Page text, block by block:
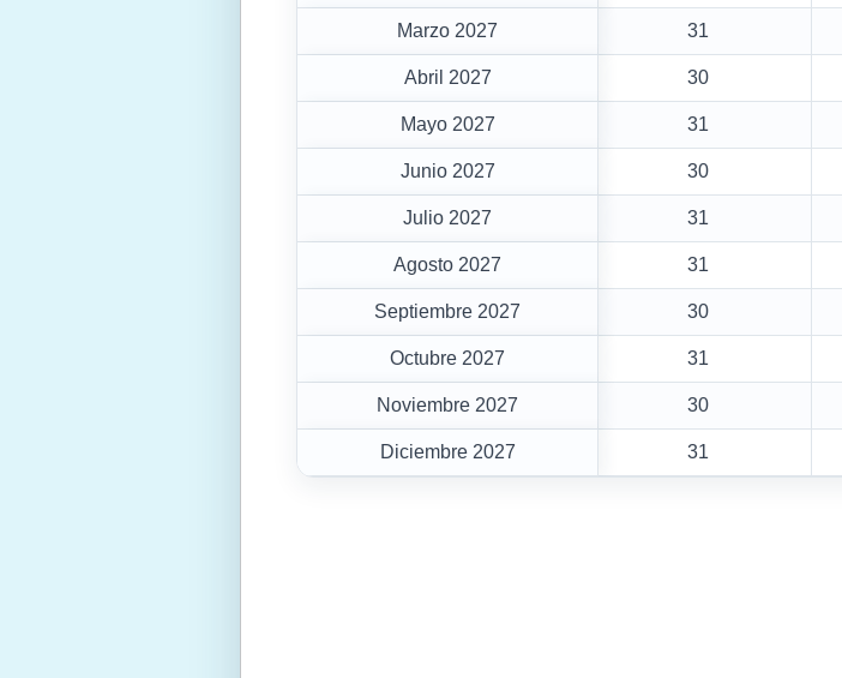
Marzo 2027 31
Abril 2027 30
Mayo 2027 31
Junio 2027 30
Julio 2027 31
Agosto 2027 31
Septiembre 2027 30
Octubre 2027 31
Noviembre 2027 30
Diciembre 2027 31